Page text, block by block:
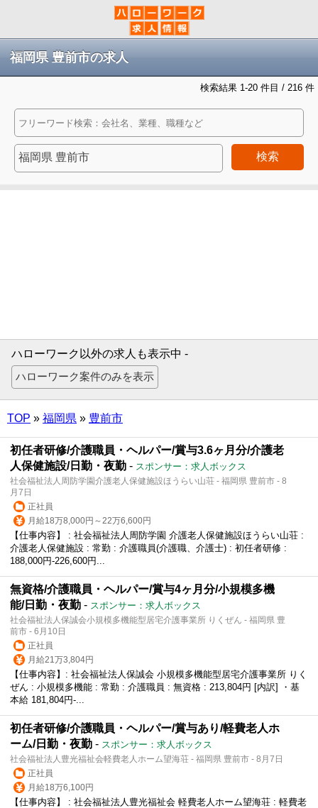
福岡県 豊前市の求人
検索結果 1-20 件目 / 216 件
検索
ハローワーク以外の求人も表示中 -
TOP » 福岡県 » 豊前市
初任者研修/介護職員・ヘルパー/賞与3.6ヶ月分/介護老
人保健施設/日勤・夜勤 - スポンサー：求人ボックス
社会福祉法人周防学園介護老人保健施設ほうらい山荘 - 福岡県 豊前市 - 8
月7日
正社員
月給18万8,000円～22万6,600円
【仕事内容】 : 社会福祉法人周防学園 介護老人保健施設ほうらい山荘 :
介護老人保健施設 : 常勤 : 介護職員(介護職、介護士) : 初任者研修 :
188,000円-226,600円...
無資格/介護職員・ヘルパー/賞与4ヶ月分/小規模多機
能/日勤・夜勤 - スポンサー：求人ボックス
社会福祉法人保誠会小規模多機能型居宅介護事業所 りくぜん - 福岡県 豊
前市 - 6月10日
正社員
月給21万3,804円
【仕事内容】: 社会福祉法人保誠会 小規模多機能型居宅介護事業所 りく
ぜん : 小規模多機能 : 常勤 : 介護職員 : 無資格 : 213,804円 [内訳] ・基
本給 181,804円-...
初任者研修/介護職員・ヘルパー/賞与あり/軽費老人ホ
ーム/日勤・夜勤 - スポンサー：求人ボックス
社会福祉法人豊光福祉会軽費老人ホーム望海荘 - 福岡県 豊前市 - 8月7日
正社員
月給18万6,100円
【仕事内容】 : 社会福祉法人豊光福祉会 軽費老人ホーム望海荘 : 軽費老